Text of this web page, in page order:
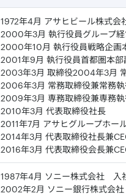
1972年4月 アサヒビール株式会
2000年3月 執行役員グループ
2000年10月 執行役員戦略企画
2001年9月 執行役員首都圏本
2003年3月 取締役2004年3月
2006年3月 常務取締役兼常務
2009年3月 専務取締役兼専務執
2010年3月 代表取締役社長
2011年7月 アサヒグループホー
2014年3月 代表取締役社長兼
2016年3月 代表取締役会長兼
1987年4月 ソニー株式会社 入
2002年2月 ソニー銀行株式会